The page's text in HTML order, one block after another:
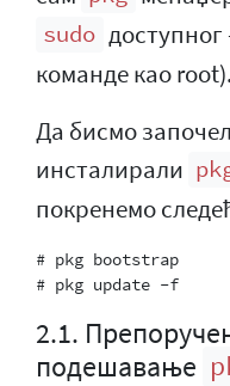
sudo
команде као root).
Да бисмо
инсталирали
покренемо
# pkg bootstrap
2.1.
подешавање